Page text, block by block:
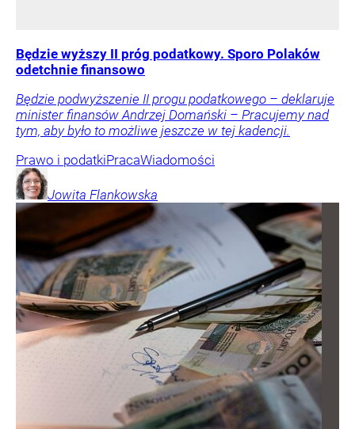
Będzie wyższy II próg podatkowy. Sporo Polaków
odetchnie finansowo
Będzie podwyższenie II progu podatkowego – deklaruje
minister finansów Andrzej Domański – Pracujemy nad
tym, aby było to możliwe jeszcze w tej kadencji.
Prawo i podatkiPracaWiadomości
Jowita Flankowska